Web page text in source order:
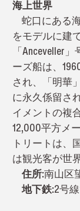
海上世界
蛇口にある
をモデルに建
「Anceveller
ーズ船は、
され、「明華
に永久係留さ
イメントの複
12,000平方メ
トリートは、
は観光客が世
住所:南山区
地下鉄:2号